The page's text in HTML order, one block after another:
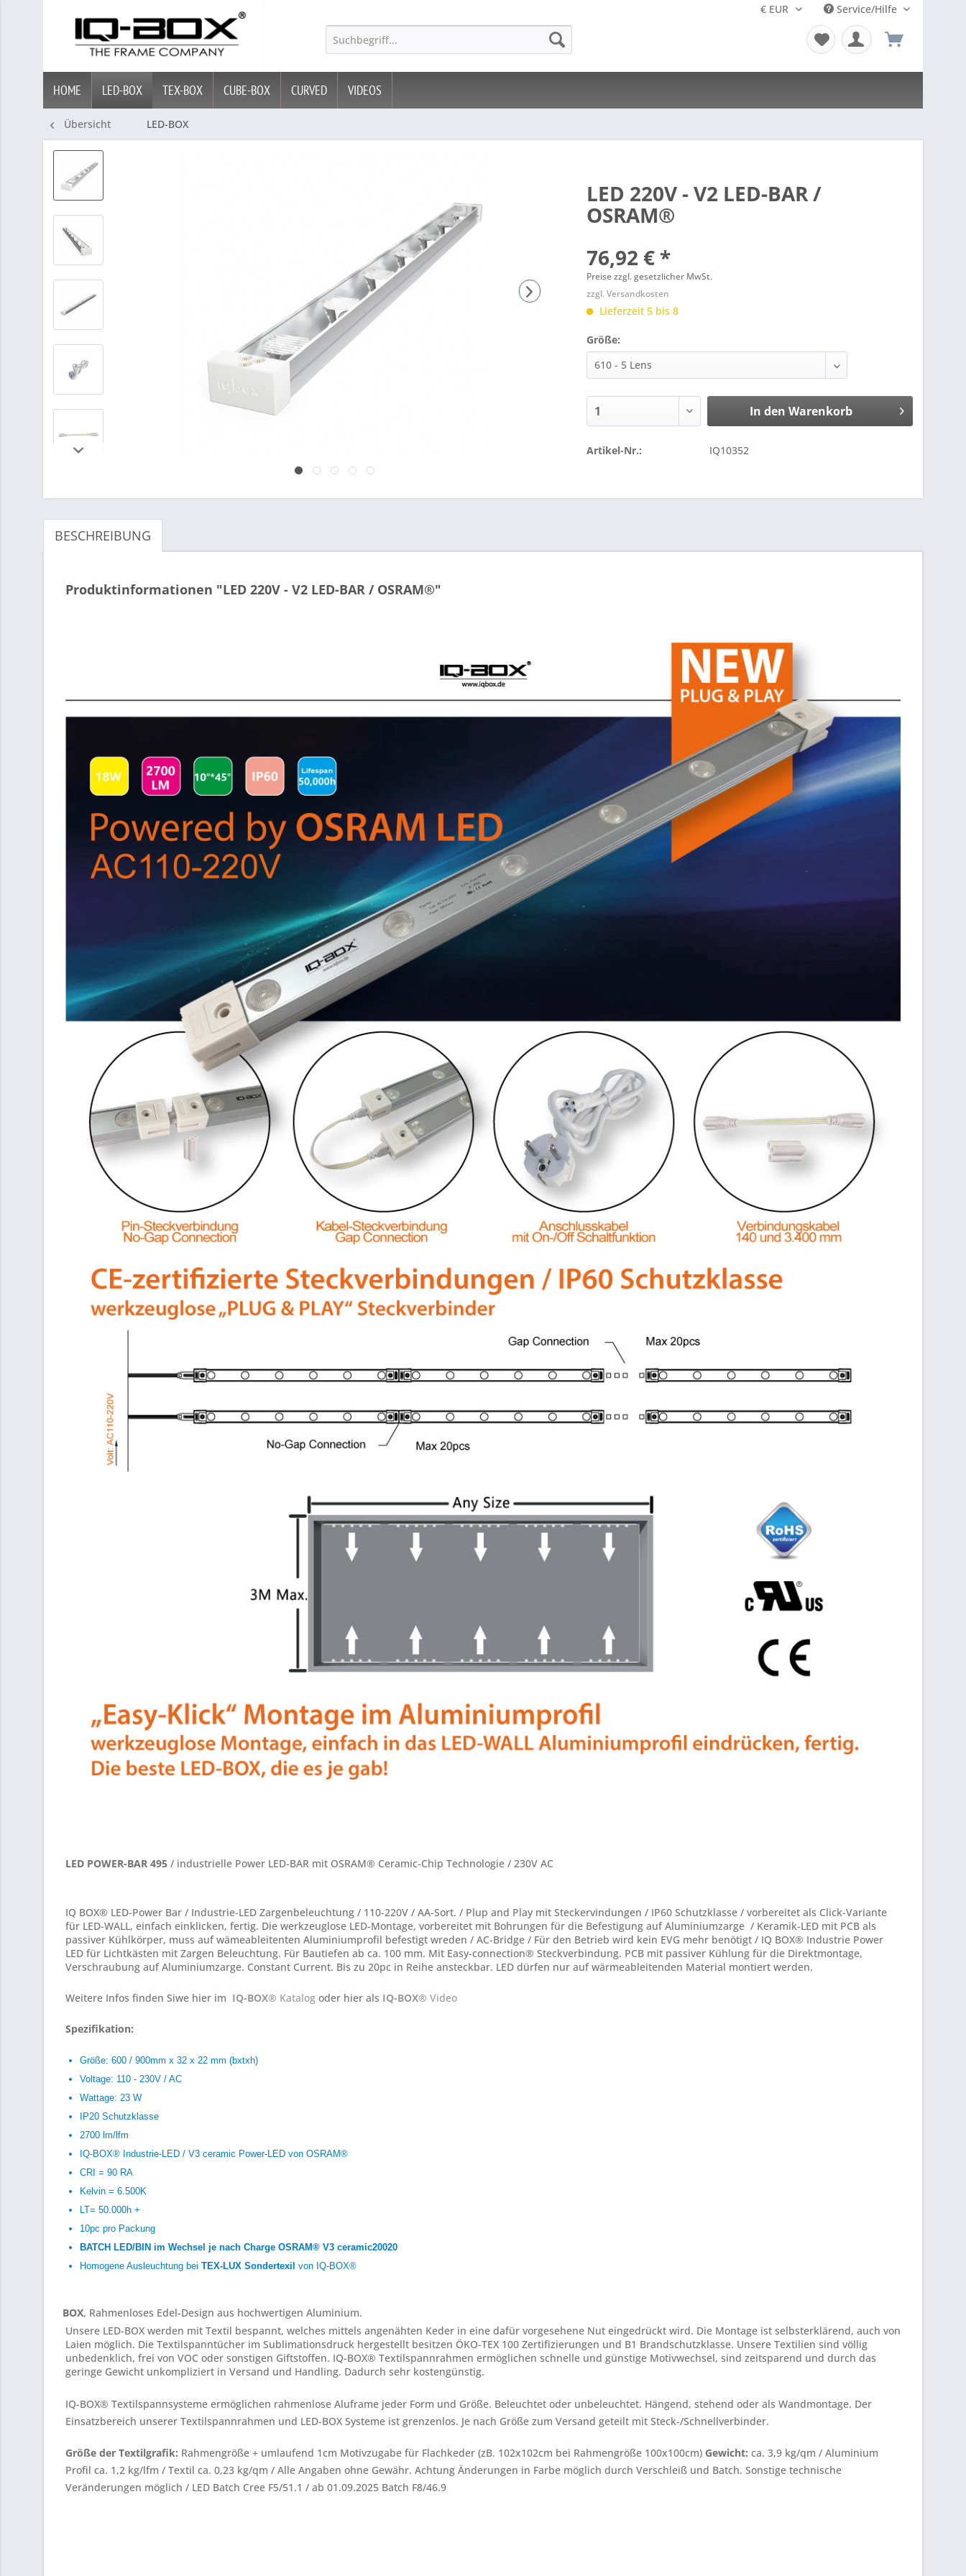
Service/Hilfe
HOME LED-BOX TEX-BOX CUBE-BOX CURVED VIDEOS
Übersicht LED-BOX
LED 220V - V2 LED-BAR /
OSRAM®
76,92 € *
Preise zzgl. gesetzlicher MwSt.
zzgl. Versandkosten
Lieferzeit 5 bis 8
Größe:
In den Warenkorb
Artikel-Nr.: IQ10352
BESCHREIBUNG
Produktinformationen "LED 220V - V2 LED-BAR / OSRAM®"
LED POWER-BAR 495 / industrielle Power LED-BAR mit OSRAM® Ceramic-Chip Technologie / 230V AC
IQ BOX® LED-Power Bar / Industrie-LED Zargenbeleuchtung / 110-220V / AA-Sort. / Plup and Play mit Steckervindungen / IP60 Schutzklasse / vorbereitet als Click-Variante
für LED-WALL, einfach einklicken, fertig. Die werkzeuglose LED-Montage, vorbereitet mit Bohrungen für die Befestigung auf Aluminiumzarge / Keramik-LED mit PCB als
passiver Kühlkörper, muss auf wämeableitenten Aluminiumprofil befestigt wreden / AC-Bridge / Für den Betrieb wird kein EVG mehr benötigt / IQ BOX® Industrie Power
LED für Lichtkästen mit Zargen Beleuchtung. Für Bautiefen ab ca. 100 mm. Mit Easy-connection® Steckverbindung. PCB mit passiver Kühlung für die Direktmontage,
Verschraubung auf Aluminiumzarge. Constant Current. Bis zu 20pc in Reihe ansteckbar. LED dürfen nur auf wärmeableitenden Material montiert werden.
Weitere Infos finden Siwe hier im IQ-BOX® Katalog oder hier als IQ-BOX® Video
Spezifikation:
Größe: 600 / 900mm x 32 x 22 mm (bxtxh)
Voltage: 110 - 230V / AC
Wattage: 23 W
IP20 Schutzklasse
2700 lm/lfm
IQ-BOX® Industrie-LED / V3 ceramic Power-LED von OSRAM®
CRI = 90 RA
Kelvin = 6.500K
LT= 50.000h +
10pc pro Packung
BATCH LED/BIN im Wechsel je nach Charge OSRAM® V3 ceramic20020
Homogene Ausleuchtung bei TEX-LUX Sondertexil von IQ-BOX®
BOX, Rahmenloses Edel-Design aus hochwertigen Aluminium.
Unsere LED-BOX werden mit Textil bespannt, welches mittels angenähten Keder in eine dafür vorgesehene Nut eingedrückt wird. Die Montage ist selbsterklärend, auch von
Laien möglich. Die Textilspanntücher im Sublimationsdruck hergestellt besitzen ÖKO-TEX 100 Zertifizierungen und B1 Brandschutzklasse. Unsere Textilien sind völlig
unbedenklich, frei von VOC oder sonstigen Giftstoffen. IQ-BOX® Textilspannrahmen ermöglichen schnelle und günstige Motivwechsel, sind zeitsparend und durch das
geringe Gewicht unkompliziert in Versand und Handling. Dadurch sehr kostengünstig.
IQ-BOX® Textilspannsysteme ermöglichen rahmenlose Aluframe jeder Form und Größe. Beleuchtet oder unbeleuchtet. Hängend, stehend oder als Wandmontage. Der
Einsatzbereich unserer Textilspannrahmen und LED-BOX Systeme ist grenzenlos. Je nach Größe zum Versand geteilt mit Steck-/Schnellverbinder.
Größe der Textilgrafik: Rahmengröße + umlaufend 1cm Motivzugabe für Flachkeder (zB. 102x102cm bei Rahmengröße 100x100cm) Gewicht: ca. 3,9 kg/qm / Aluminium
Profil ca. 1,2 kg/lfm / Textil ca. 0,23 kg/qm / Alle Angaben ohne Gewähr. Achtung Änderungen in Farbe möglich durch Verschleiß und Batch. Sonstige technische
Veränderungen möglich / LED Batch Cree F5/51.1 / ab 01.09.2025 Batch F8/46.9